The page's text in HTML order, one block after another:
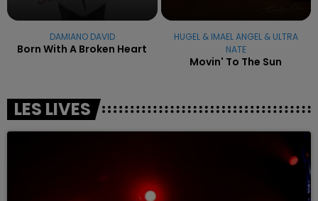
DAMIANO DAVID
Born With A Broken Heart
HUGEL & IMAEL ANGEL & ULTRA
NATE
Movin' To The Sun
LES LIVES